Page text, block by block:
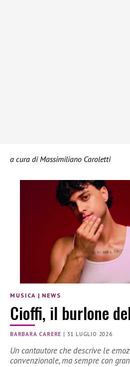
a cura di Massimiliano Caroletti
MUSICA | NEWS
Cioffi, il burlone
BARBARA CARERE | 31 LUGLIO 2026
Un cantautore che descrive le
convenzionale, ma sempre con